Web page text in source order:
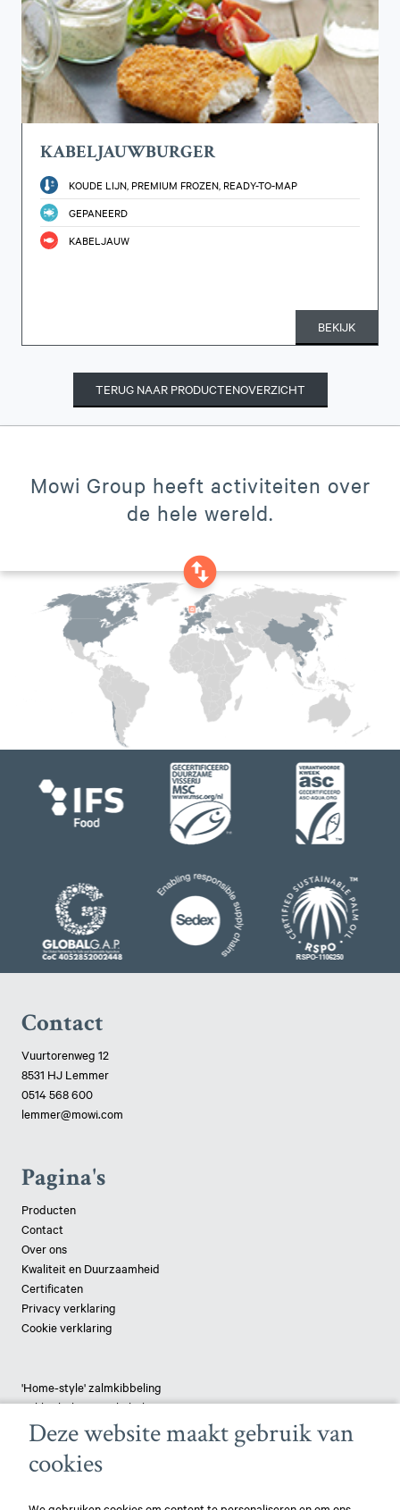
KABELJAUWBURGER
KOUDE LIJN, PREMIUM FROZEN, READY-TO-MAP
GEPANEERD
KABELJAUW
BEKIJK
TERUG NAAR PRODUCTENOVERZICHT
Mowi Group heeft activiteiten over
de hele wereld.
swap_vertical_circle
Contact
Vuurtorenweg 12
8531 HJ Lemmer
0514 568 600
lemmer@mowi.com
Pagina's
Producten
Contact
Over ons
Kwaliteit en Duurzaamheid
Certificaten
Privacy verklaring
Cookie verklaring
'Home-style' zalmkibbeling
Lekkerbekjes van kabeljauw
Tilapia 'Delight'
Crispy Combi
Koolvis met tapenade
Vispizza - pangasius
Deze website maakt gebruik van
cookies